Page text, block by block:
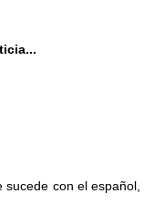
icia...
sucede con el español